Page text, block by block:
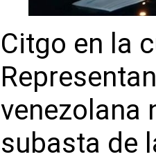
Citgo en la
venezolana
subasta de